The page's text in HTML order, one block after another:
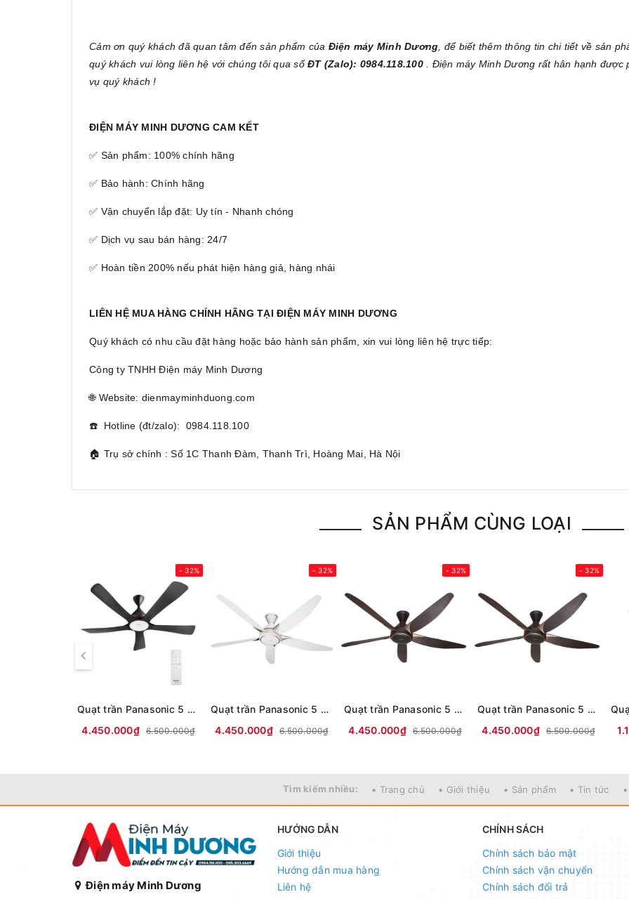
Cảm ơn quý khách đã quan tâm đến sản phẩm của Điện máy Minh Dương , để biết thêm thông tin chi tiết về sản
quý khách vui lòng liên hệ với chúng tôi qua sốĐT (Zalo): 0984.118.100
. Điện máy Minh Dương rất hân hạnh được
vụ quý khách !
ĐIỆN MÁY MINH DƯƠNG CAM KẾT
✅ Sản phẩm: 100% chính hãng
✅ Bảo hành: Chính hãng
✅ Vận chuyển lắp đặt: Uy tín - Nhanh chóng
✅ Dịch vụ sau bán hàng: 24/7
✅ Hoàn tiền 200% nếu phát hiện hàng giả, hàng nhái
LIÊN HỆ MUA HÀNG CHÍNH HÃNG TẠI ĐIỆN MÁY MINH DƯƠNG
Quý khách có nhu cầu đặt hàng hoặc bảo hành sản phẩm, xin vui lòng liên hệ trực tiếp:
Công ty TNHH Điện máy Minh Dương
🌐 Website: dienmayminhduong.com
☎️ Hotline (đt/zalo): 0984.118.100
🏠 Trụ sở chính : Số 1C Thanh Đàm, Thanh Trì, Hoàng Mai, Hà Nội
SẢN PHẨM CÙNG LOẠI
- 32%
Quạt trần Panasonic 5 cánh F-60GDN
4.450.000₫
6.500.000₫
- 32%
Quạt trần Panasonic 5 cánh F-60GDS-W 40W
4.450.000₫
6.500.000₫
- 32%
Quạt trần Panasonic 5 cánh F-60GDS-BS 40W
4.450.000₫
6.500.000₫
- 32%
Quạt trần Panasonic 5 cánh F-60GDS-B 40W
4.450.000₫
6.500.000₫
Tìm kiếm nhiều: • Trang chủ • Giới thiệu • Sản phẩm • Tin tức
Điện máy Minh Dương
HƯỚNG DẪN
Giới thiệu
Hướng dẫn mua hàng
Liên hệ
CHÍNH SÁCH
Chính sách bảo mật
Chính sách vận chuyển
Chính sách đổi trả